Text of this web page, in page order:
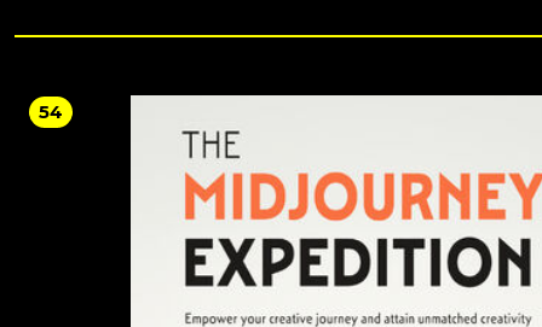
advanced concepts, you’ll discover how to assemble a deep learning system by
the performance of your model, and improve it using techniques such as
evaluation and hyperparameter optimization.By the end of this book, you'll
learned how to build a Bitcoin app that predicts future prices, and be able to
your own models for other projects.
54